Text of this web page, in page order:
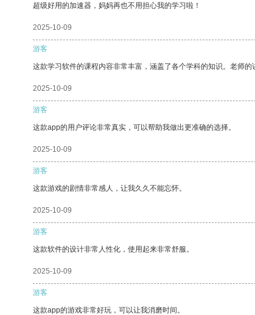
超级好用的加速器，妈妈再也不用担心我的学习啦！
2025-10-09
游客
这款学习软件的课程内容非常丰富，涵盖了各个学科的知识。老师的
2025-10-09
游客
这款app的用户评论非常真实，可以帮助我做出更准确的选择。
2025-10-09
游客
这款游戏的剧情非常感人，让我久久不能忘怀。
2025-10-09
游客
这款软件的设计非常人性化，使用起来非常舒服。
2025-10-09
游客
这款app的游戏非常好玩，可以让我消磨时间。